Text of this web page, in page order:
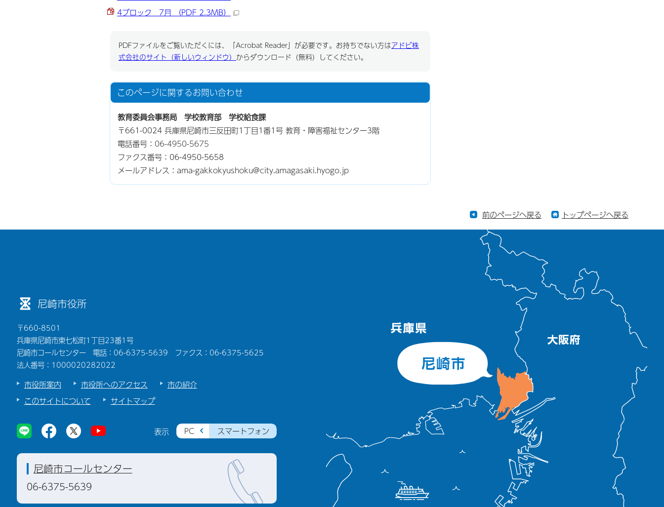
4ブロック 7月 （PDF 2.3MB）
PDFファイルをご覧いただくには、「Acrobat Reader」が必要です。お持ちでない方はアドビ株
式会社のサイト（新しいウィンドウ） からダウンロード（無料）してください。
このページに関するお問い合わせ
教育委員会事務局 学校教育部 学校給食課
〒661-0024 兵庫県尼崎市三反田町1丁目1番1号 教育・障害福祉センター3階
電話番号： 06-4950-5675
ファクス番号：06-4950-5658
メールアドレス：ama-gakkokyushoku@city.amagasaki.hyogo.jp
前のページへ戻る トップページへ戻る
尼崎市役所
〒660-8501
兵庫県尼崎市東七松町1丁目23番1号
尼崎市コールセンター 電話：06-6375-5639 ファクス：06-6375-5625
法人番号：1000020282022
市役所案内 市役所へのアクセス
市の紹介
このサイトについて
サイトマップ
表示 PC スマートフォン
尼崎市コールセンター
06-6375-5639